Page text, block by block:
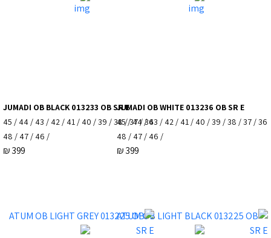
JUMADI OB WHITE 013236 OB SR E
36 / 37 / 38 / 39 / 40 / 41 / 42 / 43 / 44 / 45
/ 46 / 47 / 48
399
₪
JUMADI OB BLACK 013233 OB SR E
36 / 37 / 38 / 39 / 40 / 41 / 42 / 43 / 44 / 45
/ 46 / 47 / 48
399
₪